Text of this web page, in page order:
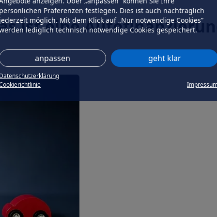
Präferenzen festlegen. Dies ist auch nachträglich
möglich. Mit dem Klick auf „Nur notwendige Cookies”
lediglich technisch notwendige Cookies gespeichert.
anpassen geht klar
ist eine